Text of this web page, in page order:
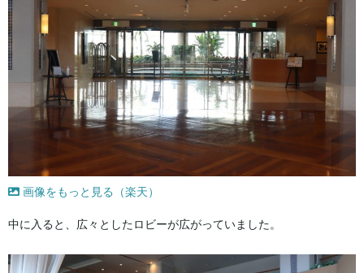
画像をもっと見る（楽天）
中に入ると、広々としたロビーが広がっていました。